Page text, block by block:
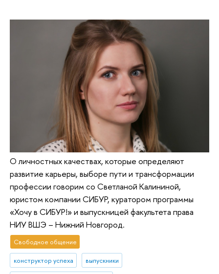
О личностных качествах, которые определяют
развитие карьеры, выборе пути и трансформации
профессии говорим со Светланой Калининой,
юристом компании СИБУР, куратором программы
«Хочу в СИБУР!» и выпускницей факультета права
НИУ ВШЭ – Нижний Новгород.
Свободное общение
конструктор успеха выпускники